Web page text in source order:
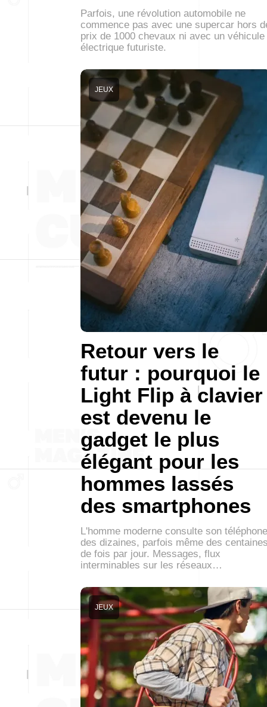
Parfois, une révolution automobile ne
commence pas avec une supercar hors
prix de 1000 chevaux ni avec un véhicule
électrique futuriste.
Retour vers le
futur : pourquoi le
Light Flip à clavier
est devenu le
gadget le plus
élégant pour les
hommes lassés
des smartphones
JEUX
L'homme moderne consulte son téléphone
des dizaines, parfois même des
de fois par jour. Messages, flux
interminables sur les réseaux…
JEUX